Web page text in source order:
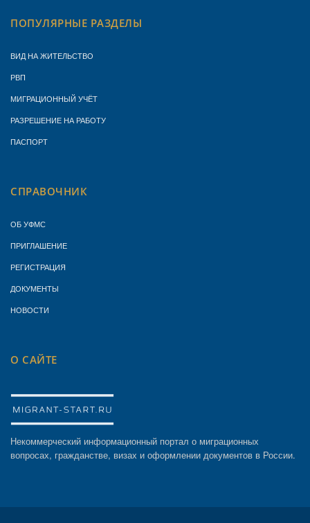
ПОПУЛЯРНЫЕ РАЗДЕЛЫ
ВИД НА ЖИТЕЛЬСТВО
РВП
МИГРАЦИОННЫЙ УЧЁТ
РАЗРЕШЕНИЕ НА РАБОТУ
ПАСПОРТ
СПРАВОЧНИК
ОБ УФМС
ПРИГЛАШЕНИЕ
РЕГИСТРАЦИЯ
ДОКУМЕНТЫ
НОВОСТИ
О САЙТЕ
Некоммерческий информационный портал о миграционных
вопросах, гражданстве, визах и оформлении документов в России.